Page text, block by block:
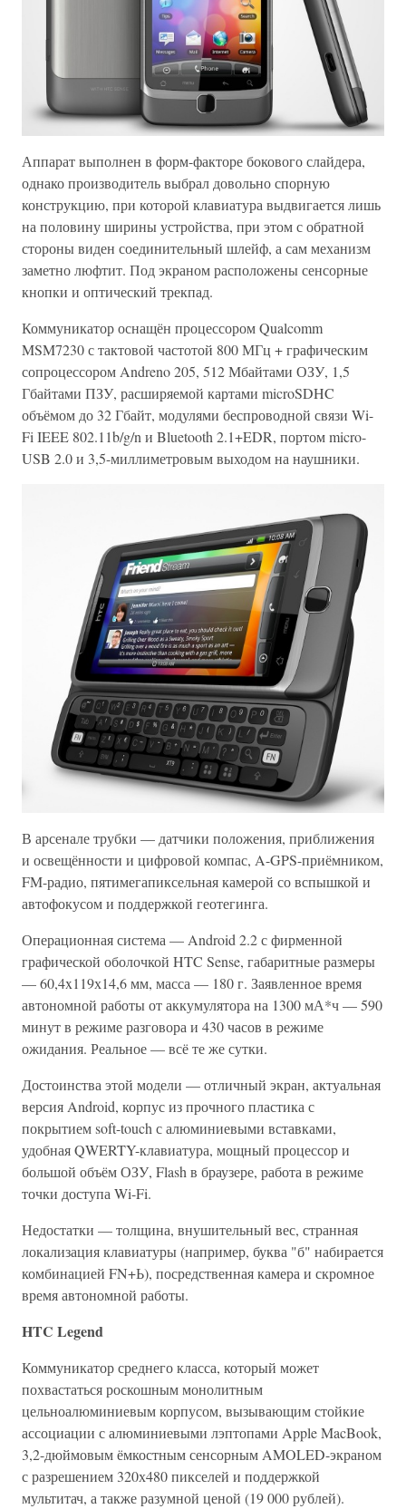
Аппарат выполнен в форм-факторе бокового слайдера,
однако производитель выбрал довольно спорную
конструкцию, при которой клавиатура выдвигается лишь
на половину ширины устройства, при этом с обратной
стороны виден соединительный шлейф, а сам механизм
заметно люфтит. Под экраном расположены сенсорные
кнопки и оптический трекпад.
Коммуникатор оснащён процессором Qualcomm
MSM7230 с тактовой частотой 800 МГц + графическим
сопроцессором Andreno 205, 512 Мбайтами ОЗУ, 1,5
Гбайтами ПЗУ, расширяемой картами microSDHC
объёмом до 32 Гбайт, модулями беспроводной связи Wi-
Fi IEEE 802.11b/g/n и Bluetooth 2.1+EDR, портом micro-
USB 2.0 и 3,5-миллиметровым выходом на наушники.
В арсенале трубки — датчики положения, приближения
и освещённости и цифровой компас, A-GPS-приёмником,
FM-радио, пятимегапиксельная камерой со вспышкой и
автофокусом и поддержкой геотегинга.
Операционная система — Android 2.2 с фирменной
графической оболочкой HTC Sense, габаритные размеры
— 60,4x119х14,6 мм, масса — 180 г. Заявленное время
автономной работы от аккумулятора на 1300 мА*ч — 590
минут в режиме разговора и 430 часов в режиме
ожидания. Реальное — всё те же сутки.
Достоинства этой модели — отличный экран, актуальная
версия Android, корпус из прочного пластика с
покрытием soft-touch с алюминиевыми вставками,
удобная QWERTY-клавиатура, мощный процессор и
большой объём ОЗУ, Flash в браузере, работа в режиме
точки доступа Wi-Fi.
Недостатки — толщина, внушительный вес, странная
локализация клавиатуры (например, буква "б" набирается
комбинацией FN+Ь), посредственная камера и скромное
время автономной работы.
HTC Legend
Коммуникатор среднего класса, который может
похвастаться роскошным монолитным
цельноалюминиевым корпусом, вызывающим стойкие
ассоциации с алюминиевыми лэптопами Apple MacBook,
3,2-дюймовым ёмкостным сенсорным AMOLED-экраном
с разрешением 320х480 пикселей и поддержкой
мультитач, а также разумной ценой (19 000 рублей).